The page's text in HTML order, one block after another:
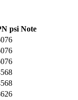
psi Note